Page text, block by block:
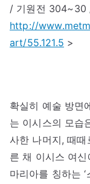
/ 기원전 304~30
http://
art/55.121.5 >
확실히 예술 방면
는 이시스의 모습
사한 나머지, 때
른 채 이시스 여
마리아를 칭하는